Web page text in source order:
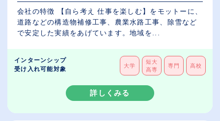
会社の特徴 【自ら考え 仕事を楽しむ】をモットーに、
道路などの構造物補修工事、農業水路工事、除雪など
で安定した実績をあげています。地域を...
インターンシップ
受け入れ可能対象
大学
短大
高専
専門 高校
詳しくみる